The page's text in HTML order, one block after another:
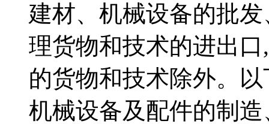
建材、机械设备的批
理货物和技术的进出
的货物和技术除外。
机械设备及配件的制